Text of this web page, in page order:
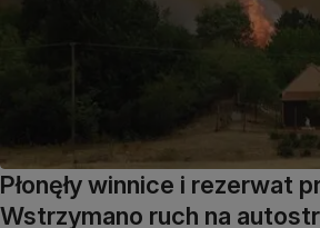
Płonęły winnice i rezerwat
Wstrzymano ruch na